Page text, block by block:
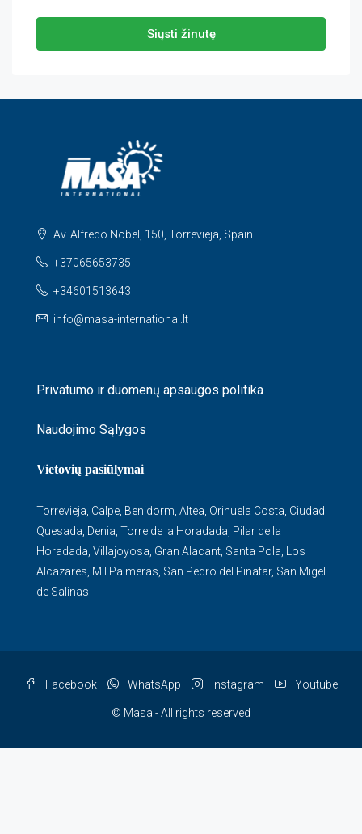
Siųsti žinutę
Av. Alfredo Nobel, 150, Torrevieja, Spain
+37065653735
+34601513643
info@masa-international.lt
Privatumo ir duomenų apsaugos politika
Naudojimo Sąlygos
Vietovių pasiūlymai
Torrevieja Calpe Benidorm Altea Orihuela Costa Ciudad
Quesada Denia Torre de la Horadada Pilar de la
Horadada Villajoyosa Gran Alacant Santa Pola
Los
Alcazares Mil Palmeras San Pedro del Pinatar, San Migel
de Salinas
Facebook WhatsApp Instagram Youtube
© Masa - All rights reserved